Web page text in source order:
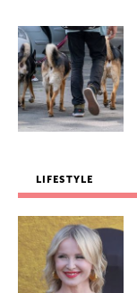
LIFESTYLE